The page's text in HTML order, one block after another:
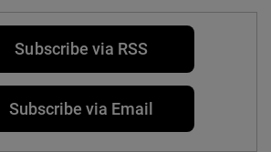
Subscribe via RSS
Subscribe via Email